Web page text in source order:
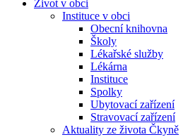
Život v obci
Instituce v obci
Obecní knihovna
Školy
Lékařské služby
Lékárna
Instituce
Spolky
Ubytovací zařízení
Stravovací zařízení
Aktuality ze života Čkyně